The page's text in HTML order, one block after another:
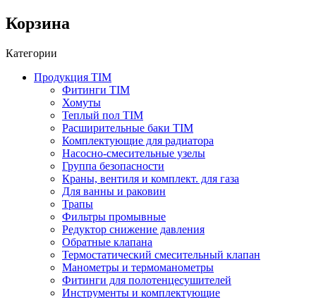
Корзина
Категории
Продукция TIM
Фитинги TIM
Хомуты
Теплый пол TIM
Расширительные баки TIM
Комплектующие для радиатора
Насосно-смесительные узелы
Группа безопасности
Краны, вентиля и комплект. для газа
Для ванны и раковин
Трапы
Фильтры промывные
Редуктор снижение давления
Обратные клапана
Термостатический смесительный клапан
Манометры и термоманометры
Фитинги для полотенцесушителей
Инструменты и комплектующие